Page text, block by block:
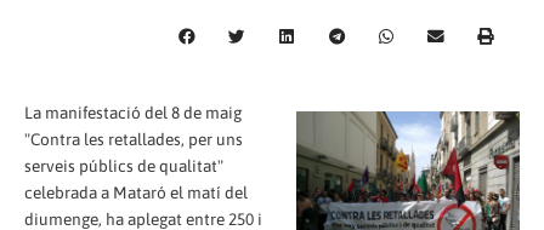
La manifestació del 8 de maig
"Contra les retallades, per uns
serveis públics de qualitat"
celebrada a Mataró el matí del
diumenge, ha aplegat entre 250 i